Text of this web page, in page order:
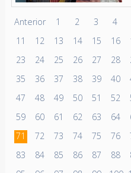
Anterior 1 2 3 4
11
12 13 14 15 16
23
24 25 26 27 28
35
36 37 38 39 40
47
48 49 50 51 52
59
60 61 62 63 64
71
72 73 74 75 76
83
84 85 86 87 88